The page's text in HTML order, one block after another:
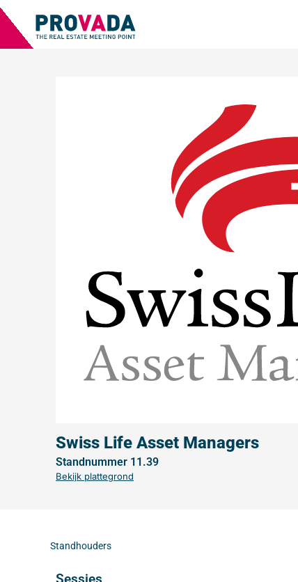
Swiss Life Asset Managers
Standnummer 11.39
Bekijk plattegrond
Standhouders
Sessies